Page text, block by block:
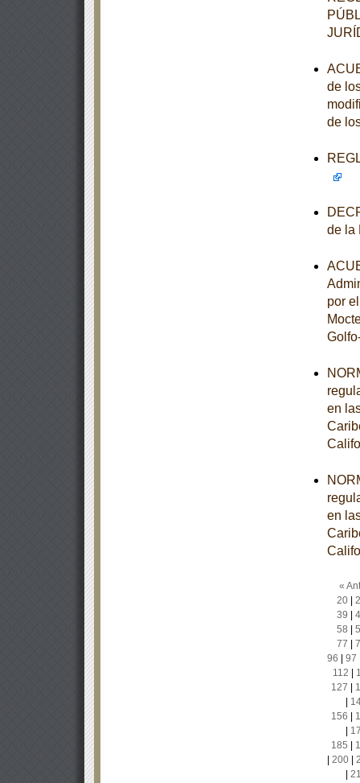
de
de
de la
por
en
en
«
20|
39
58
77
96
97
112
127
156
185
200|